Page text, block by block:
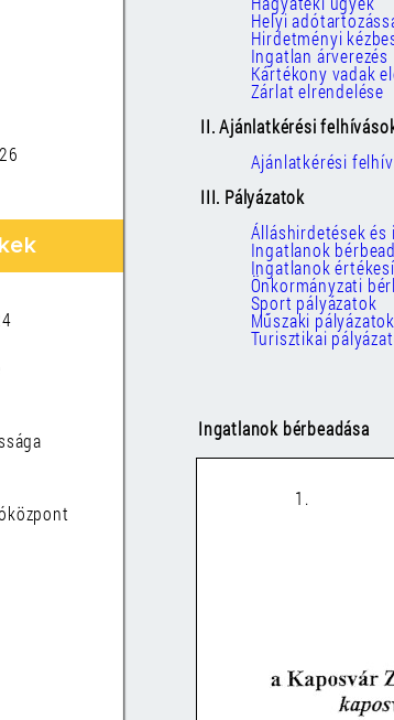
Helyi
Hirdetményi
Ingatlan árverezés
Kártékony vadak
Zárlat elrendelése
II. Ajánlatkérési
Ajánlatkérési
III. Pályázatok
Álláshirdetések és
Ingatlanok
Ingatlanok
Önkormányzati
Sport pályázatok
Műszaki pályázatok
Turisztikai
Ingatlanok bérbeadása
1.